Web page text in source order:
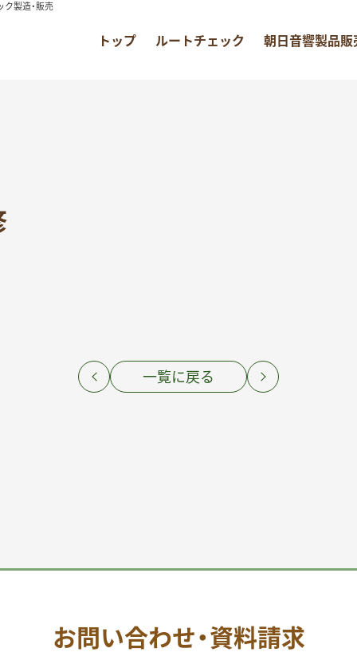
製造・販売
トップ ルートチェック 朝日音響製品販
前の記事一覧に戻る 次の記事
お問い合わせ・資料請求